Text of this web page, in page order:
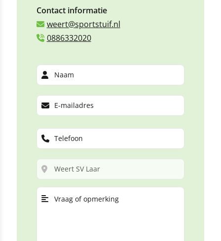
Contact informatie
weert@sportstuif.nl
0886332020